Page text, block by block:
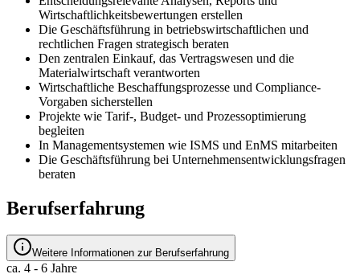
Wirtschaftlichkeitsbewertungen erstellen
Die Geschäftsführung in betriebswirtschaftlichen und
rechtlichen Fragen strategisch beraten
Den zentralen Einkauf, das Vertragswesen und die
Materialwirtschaft verantworten
Wirtschaftliche Beschaffungsprozesse und Compliance-
Vorgaben sicherstellen
Projekte wie Tarif-, Budget- und Prozessoptimierung
begleiten
In Managementsystemen wie ISMS und EnMS mitarbeiten
Die Geschäftsführung bei Unternehmensentwicklungsfragen
beraten
Berufserfahrung
Weitere Informationen zur Berufserfahrung
ca. 4 - 6 Jahre